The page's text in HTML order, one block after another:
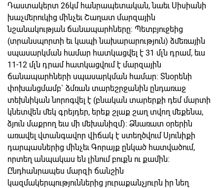
Դաստակերտ 26կմ հանրապետական, նաեւ Սիսիանի
խաչմերուկից մինչեւ Շաղատ մարզային
նշանակության ճանապարհները: Պետբյուջեից
(տրանսպորտի եւ կապի նախարարություն) ձմեռային
սպասարկման համար հատկացվել է 31 մլն դրամ, եւս
11-12 մլն դրամ հատկացվում է մարզային
ճանապարհների սպասարկման համար: Տնօրենի
փոխանցմամբ` ձմռան տարեշրջանին ընդառաջ
տեխնիկան նորոգվել է (բնական տարերքի դեմ մարտի
կնետվեն մեկ գրեյդեր, երեք շլաք շաղ տվող մեքենա,
ձյուն մաքրող եւս մի մեխանիզմ): Ձնառատ օրերին
առավել վտանգավոր վիճակ է ստեղծվում Սյունիքի
դարպասներից մինչեւ Գորայք ընկած հատվածում,
որտեղ անպակաս են լինում բուքն ու քամին:
Ընդհանրապես մարզի ճանշին
կազմակերպություններից յուրաքանչյուրն իր նեղ